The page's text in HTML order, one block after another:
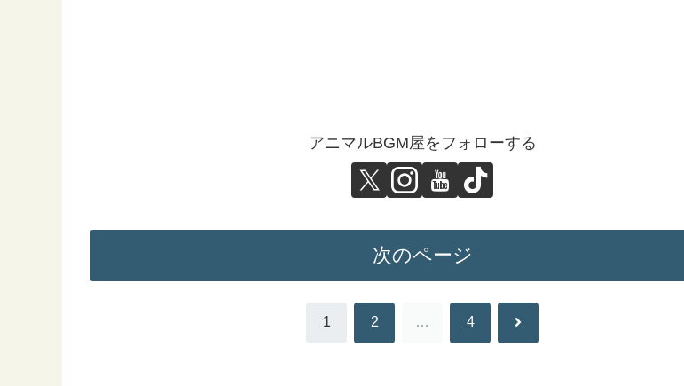
アニマルBGM屋をフォローする
次のページ
1 2 … 4 次